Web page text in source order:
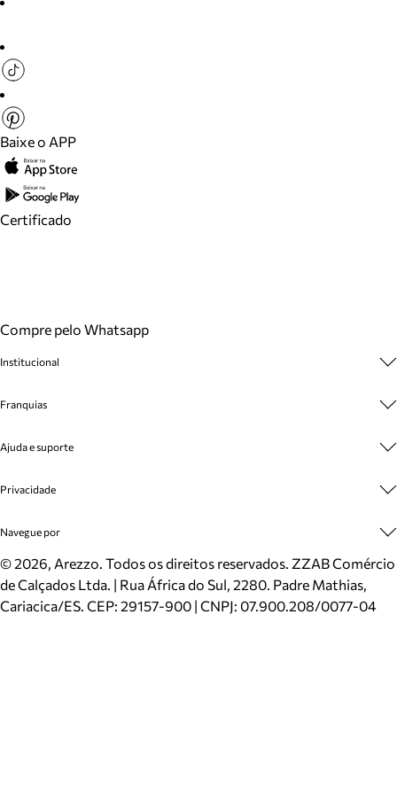
Baixe o APP
Certificado
Compre pelo Whatsapp
Institucional
Cashback
Venda Corporativa
Mapa do Site
Inverno
Mundo Arezzo
Franquias
Plano de Negócio
Ajuda e suporte
Cadastro
Meus Pedidos
Trocas e Devoluções
Cartão Presente
Localizador de lojas
Privacidade
Politica e Privacidade
Navegue por
Sapatos
Bolsas
Scarpins
©2026, Arezzo. Todos os direitos reservados. ZZAB Comércio
de Calçados Ltda. | Rua África do Sul, 2280. Padre Mathias,
Cariacica/ES. CEP: 29157-900 | CNPJ: 07.900.208/0077-04